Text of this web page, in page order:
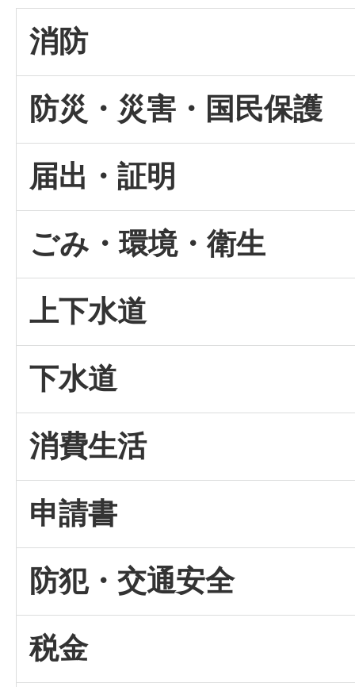
消防
防災・災害・国民保護
届出・証明
ごみ・環境・衛生
上下水道
下水道
消費生活
申請書
防犯・交通安全
税金